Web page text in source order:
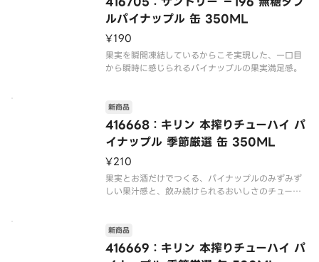
ルパイナップル 缶 350ML
¥190
果実を瞬間凍結しているからこそ実現した、一口目
416668：キリン 本搾りチューハイ パ
イナップル 季節厳選 缶 350ML
新商品
¥210
果実とお酒だけでつくる、パイナップルのみずみず
しい果汁感と、飲み続けられるおいしさのチューハ
416669：キリン 本搾りチューハイ パ
新商品